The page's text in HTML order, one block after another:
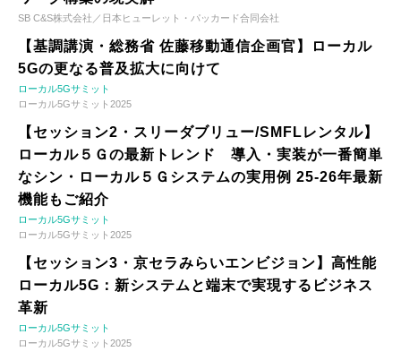
SB C&S株式会社／日本ヒューレット・パッカード合同会社
【基調講演・総務省 佐藤移動通信企画官】ローカル
5Gの更なる普及拡大に向けて
ローカル5Gサミット
ローカル5Gサミット2025
【セッション2・スリーダブリュー/SMFLレンタル】
ローカル５Ｇの最新トレンド 導入・実装が一番簡単
なシン・ローカル５Ｇシステムの実用例 25-26年最新
機能もご紹介
ローカル5Gサミット
ローカル5Gサミット2025
【セッション3・京セラみらいエンビジョン】高性能
ローカル5G：新システムと端末で実現するビジネス
革新
ローカル5Gサミット
ローカル5Gサミット2025